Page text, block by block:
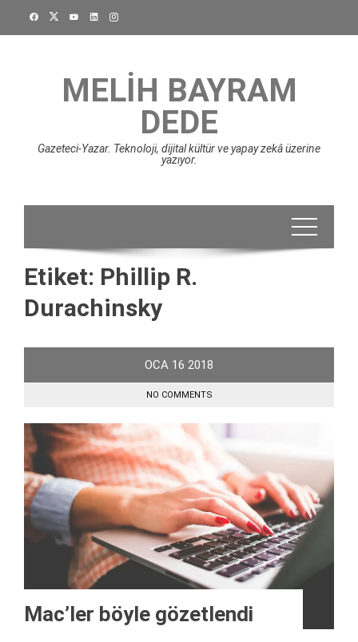
MELIH BAYRAM
DEDE
Gazeteci-Yazar. Teknoloji, dijital kültür ve yapay zekâ üzerine
yazıyor.
Etiket: Phillip R.
Durachinsky
OCA 16 2018
NO COMMENTS
Mac’ler böyle gözetlendi